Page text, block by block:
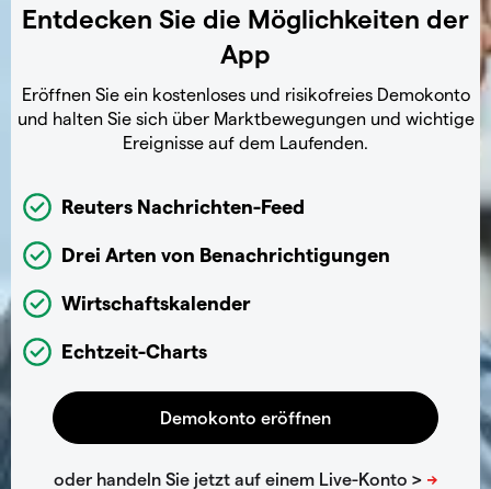
Entdecken Sie die Möglichkeiten der
App
Eröffnen Sie ein kostenloses und risikofreies Demokonto
und halten Sie sich über Marktbewegungen und wichtige
Ereignisse auf dem Laufenden.
Reuters Nachrichten-Feed
Drei Arten von Benachrichtigungen
Wirtschaftskalender
Echtzeit-Charts